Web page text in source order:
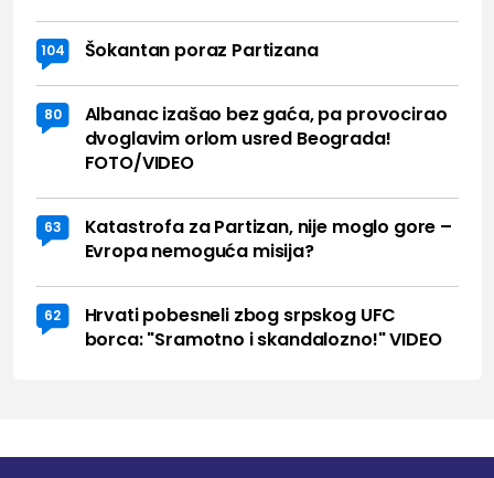
104 Šokantan poraz Partizana
80
Albanac izašao bez gaća, pa provocirao
dvoglavim orlom usred Beograda!
FOTO/VIDEO
63
Katastrofa za Partizan, nije moglo gore –
Evropa nemoguća misija?
62
Hrvati pobesneli zbog srpskog UFC
borca: "Sramotno i skandalozno!" VIDEO